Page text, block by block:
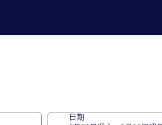
日期